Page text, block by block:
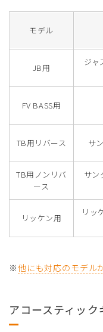
モデル
JB用
ジャ
FV BASS用
TB用リバース サ
TB用ノンリバ
ース
サ
リッケン用
リッ
※他にも対応のモデル
アコースティック